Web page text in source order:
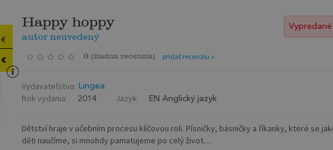
€
€
Happy hoppy
autor neuvedený
Vypredané
0 (žiadna recenzia) pridať recenziu »
Vydavateľstvo: Lingea
Rok vydania: 2014 Jazyk: EN Anglický jazyk
Dětství hraje v učebním procesu klíčovou roli. Písničky, básničky a říkanky, které se
děti naučíme, si mnohdy pamatujeme po celý život....